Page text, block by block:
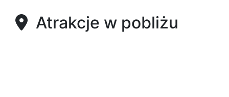
Atrakcje w pobliżu